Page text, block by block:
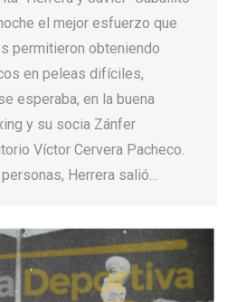
el mejor esfuerzo que
permitieron obteniendo
en peleas difíciles,
esperaba, en la buena
y su socia Zánfer
Víctor Cervera Pacheco.
Herrera salió…